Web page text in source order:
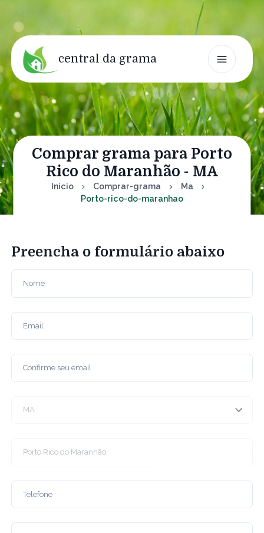
central da grama
Comprar grama para Porto
Rico do Maranhão - MA
Início Comprar-grama
Ma
Porto-rico-do-maranhao
Preencha o formulário abaixo